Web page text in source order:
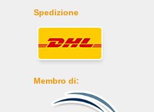
Spedizione
Membro di: